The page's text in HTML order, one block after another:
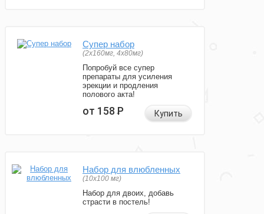
Супер набор
(2х160мг, 4х80мг)
Попробуй все супер
препараты для усиления
эрекции и продления
полового акта!
от 158Р Купить
Набор для влюбленных
(10х100 мг)
Набор для двоих, добавь
страсти в постель!